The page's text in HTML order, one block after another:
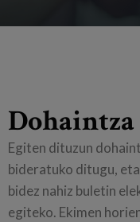
Egiten dituzun
bideratuko ditugu,
bidez nahiz buletin
egiteko. Ekimen